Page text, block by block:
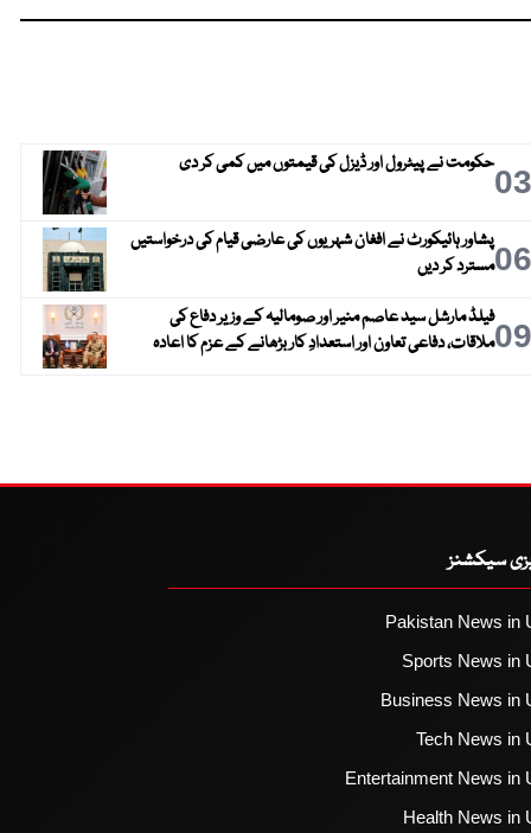
03حکومت نے پیٹرول اور ڈیزل کی قیمتوں میں کمی کر دی
06پشاور ہائیکورٹ نے افغان شہریوں کی عارضی قیام کی درخواستیں
مسترد کر دیں
09فیلڈ مارشل سید عاصم منیر اور صومالیہ کے وزیر دفاع کی
ملاقات، دفاعی تعاون اور استعدادِ کار بڑھانے کے عزم کا اعادہ
سیکشنز
Pakistan News in
Sports News in
Business News in
Tech News in
Entertainment News in
Health News in